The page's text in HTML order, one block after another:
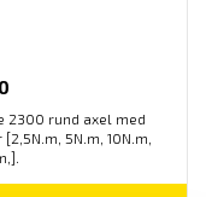
2300 rund axel med
5N.m, 10N.m,